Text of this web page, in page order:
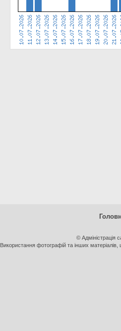
© Адміністрація
Використання фотографій та інших матеріалів,